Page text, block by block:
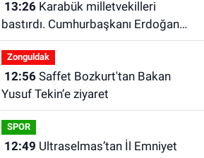
13:26Karabük milletvekilleri
bastırdı. Cumhurbaşkanı Erdoğan
talimat verdi
Zonguldak
12:56Saffet Bozkurt'tan Bakan
Yusuf Tekin’e ziyaret
SPOR
12:49